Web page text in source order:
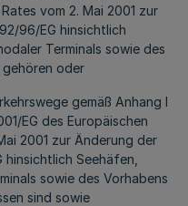
vom 2. Mai 2001 zur
96/EG hinsichtlich
Terminals sowie des
gehören oder
gemäß Anhang I
EG des Europäischen
2001 zur Änderung der
hinsichtlich Seehäfen,
sowie des Vorhabens
sind sowie